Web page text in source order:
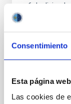
Consentimiento
Esta página
Las cookies de
6 de
Delegación
artículo 44.2
fundamental